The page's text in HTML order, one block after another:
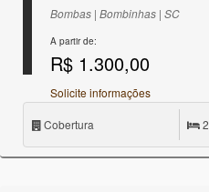
Bombas | Bombinhas | SC
A partir de:
R$ 1.300,00
Solicite informações
Cobertura 2